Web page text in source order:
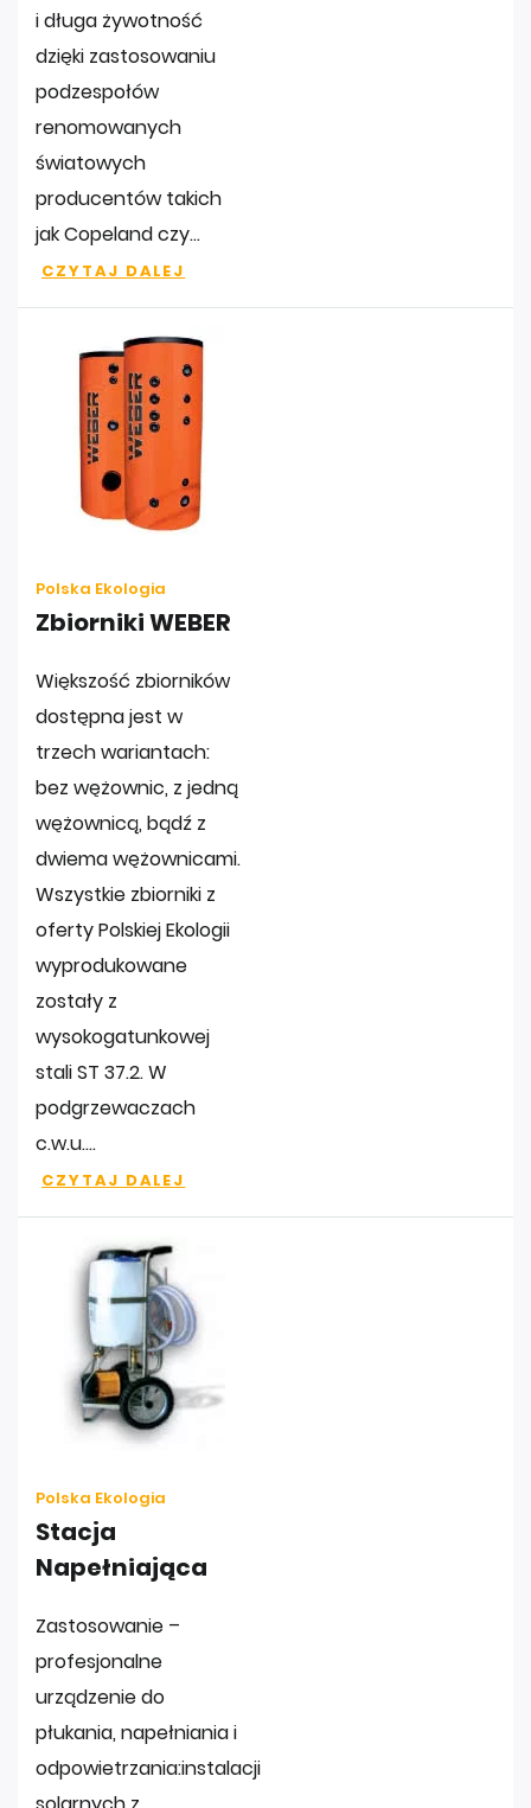
i długa żywotność
dzięki zastosowaniu
podzespołów
renomowanych
światowych
producentów takich
jak Copeland czy...
CZYTAJ DALEJ
Polska Ekologia
Zbiorniki WEBER
Większość zbiorników
dostępna jest w
trzech wariantach:
bez wężownic, z jedną
wężownicą, bądź z
dwiema wężownicami.
Wszystkie zbiorniki z
oferty Polskiej Ekologii
wyprodukowane
zostały z
wysokogatunkowej
stali ST 37.2. W
podgrzewaczach
c.w.u....
CZYTAJ DALEJ
Polska Ekologia
Stacja
Napełniająca
Zastosowanie –
profesjonalne
urządzenie do
płukania, napełniania i
odpowietrzania:instalacji